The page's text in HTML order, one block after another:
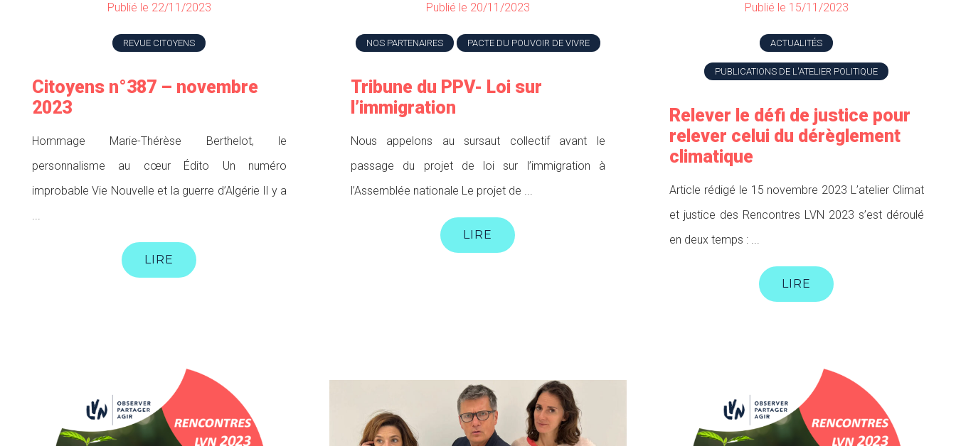
Publié le 22/11/2023
REVUE CITOYENS
Citoyens n°387 – novembre
2023
Hommage Marie-Thérèse Berthelot, le
personnalisme au cœur Édito Un numéro
improbable Vie Nouvelle et la guerre d’Algérie Il y a
...
LIRE
Publié le 20/11/2023
NOS PARTENAIRES PACTE DU POUVOIR DE VIVRE
Tribune du PPV- Loi sur
l’immigration
Nous appelons au sursaut collectif avant le
passage du projet de loi sur l’immigration à
l’Assemblée nationale Le projet de ...
LIRE
Publié le 15/11/2023
ACTUALITÉS
PUBLICATIONS DE L'ATELIER POLITIQUE
Relever le défi de justice pour
relever celui du dérèglement
climatique
Article rédigé le 15 novembre 2023 L’atelier Climat
et justice des Rencontres LVN 2023 s’est déroulé
en deux temps : ...
LIRE